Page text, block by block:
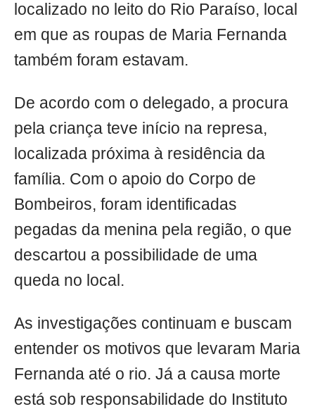
localizado no leito do Rio Paraíso, local
em que as roupas de Maria Fernanda
também foram estavam.
De acordo com o delegado, a procura
pela criança teve início na represa,
localizada próxima à residência da
família. Com o apoio do Corpo de
Bombeiros, foram identificadas
pegadas da menina pela região, o que
descartou a possibilidade de uma
queda no local.
As investigações continuam e buscam
entender os motivos que levaram Maria
Fernanda até o rio. Já a causa morte
está sob responsabilidade do Instituto